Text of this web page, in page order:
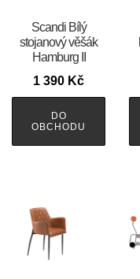
Scandi Bílý
stojanový věšák
Hamburg II
1 390 Kč
DO
OBCHODU